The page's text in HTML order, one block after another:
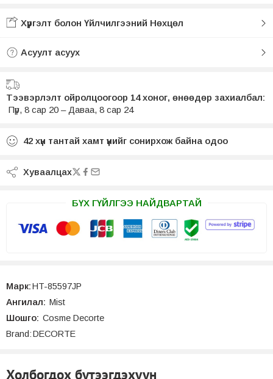
Хүргэлт болон Үйлчилгээний Нөхцөл
Асуулт асуух
Тээвэрлэлт ойролцоогоор 14 хоног, өнөөдөр захиалбал:
Пүр, 8 сар 20 – Даваа, 8 сар 24
42 хүн тантай хамт үүнийг сонирхож байна одоо
Хуваалцах
БҮХ ГҮЙЛГЭЭ НАЙДВАРТАЙ
Марк:HT-85597JP
Ангилал: Mist
Шошго: Cosme Decorte
Brand:DECORTE
Холбогдох бүтээгдэхүүн